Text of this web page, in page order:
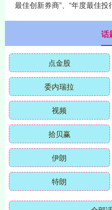
最佳创新券商”、“年度最佳投
话
点金股
委内瑞拉
视频
拾贝赢
伊朗
特朗